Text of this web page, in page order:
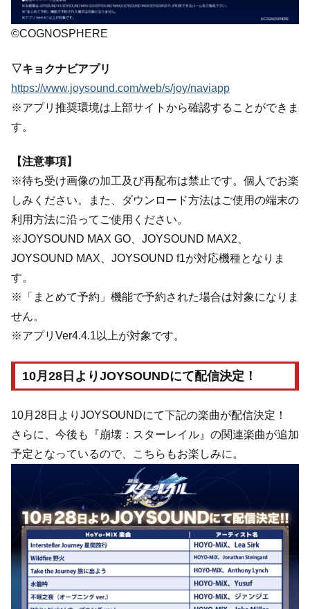
©COGNOSPHERE
▽キョクナビアプリ
https://www.joysound.com/web/s/joy/naviapp
※アプリ推奨環境は上部サイトから確認することができま
す。
【注意事項】
※待ち受け画像の加工及び再配布は禁止です。個人でお楽
しみください。また、ダウンロード方法はご使用の端末の
利用方法に沿ってご使用ください。
※JOYSOUND MAX GO、JOYSOUND MAX2、
JOYSOUND MAX、JOYSOUND f1が対応機種となりま
す。
※「まとめて予約」機能で予約された場合は対象になりま
せん。
※アプリVer4.4.1以上が対象です。
10月28日よりJOYSOUNDにて配信決定！
10月28日よりJOYSOUNDにて下記の楽曲が配信決定！
さらに、今後も『崩壊：スターレイル』の関連楽曲が追加
予定となっているので、こちらもお楽しみに。